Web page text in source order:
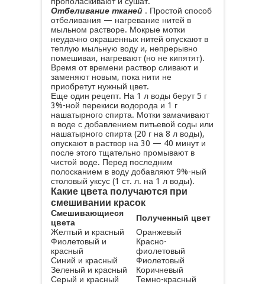
Отбеливание тканей. Простой способ
отбеливания — нагревание нитей в
мыльном растворе. Мокрые мотки
неудачно окрашенных нитей опускают в
теплую мыльную воду и, непрерывно
помешивая, нагревают (но не кипятят).
Время от времени раствор сливают и
заменяют новым, пока нити не
приобретут нужный цвет.
Еще один рецепт. На 1 л воды берут 5 г
3%-ной перекиси водорода и 1 г
нашатырного спирта. Мотки замачивают
в воде с добавлением питьевой соды или
нашатырного спирта (20 г на 8 л воды),
опускают в раствор на 30 — 40 минут и
после этого тщательно промывают в
чистой воде. Перед последним
полосканием в воду добавляют 9%-ный
столовый уксус (1 ст. л. на 1 л воды).
Какие цвета получаются при
смешивании красок
Смешивающиеся
цвета
Полученный цвет
Желтый и красный
Оранжевый
Фиолетовый и
красный
Красно-
фиолетовый
Синий и красный
Фиолетовый
Зеленый и красный
Коричневый
Серый и красный
Темно-красный